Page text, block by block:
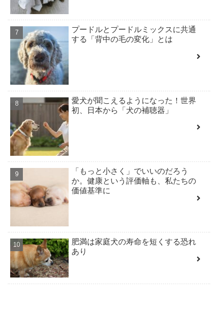
プードルとプードルミックスに共通
する「背中の毛の変化」とは
愛犬が聞こえるようになった！世界
初、日本から「犬の補聴器」
「もっと小さく」でいいのだろう
か。健康という評価軸も、私たちの
価値基準に
肥満は家庭犬の寿命を短くする恐れ
あり